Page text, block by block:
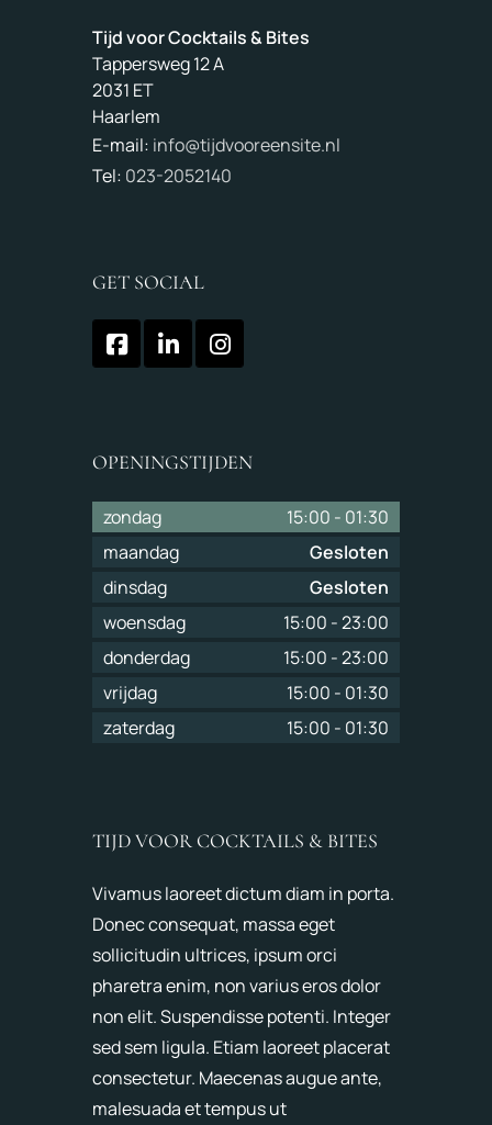
Tijd voor Cocktails & Bites
Tappersweg 12 A
2031 ET
Haarlem
E-mail: info@tijdvooreensite.nl
Tel: 023-2052140
GET SOCIAL
OPENINGSTIJDEN
zondag 15:00 - 01:30
maandag
Gesloten
dinsdag
Gesloten
woensdag
15:00 -23:00
donderdag
15:00 -23:00
vrijdag
15:00 - 01:30
zaterdag
15:00 - 01:30
TIJD VOOR COCKTAILS & BITES
Vivamus laoreet dictum diam in porta.
Donec consequat, massa eget
sollicitudin ultrices, ipsum orci
pharetra enim, non varius eros dolor
non elit. Suspendisse potenti. Integer
sed sem ligula. Etiam laoreet placerat
consectetur. Maecenas augue ante,
malesuada et tempus ut